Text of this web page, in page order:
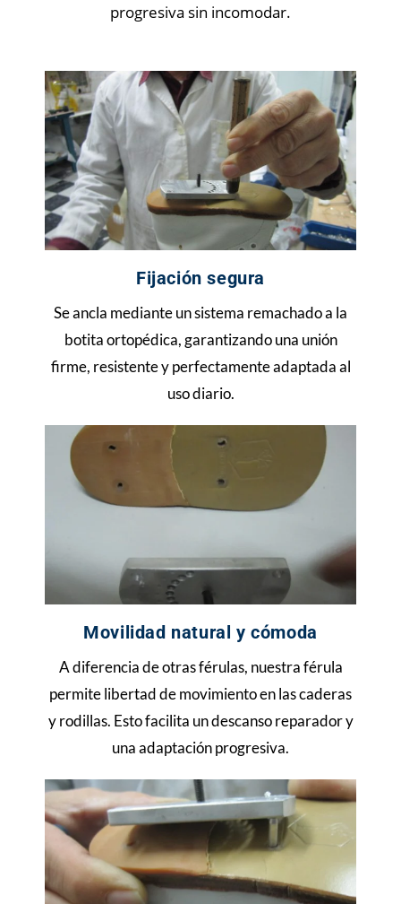
progresiva sin incomodar.
Fijación segura
Se ancla mediante un sistema remachado a la
botita ortopédica, garantizando una unión
firme, resistente y perfectamente adaptada al
uso diario.
Movilidad natural y cómoda
A diferencia de otras férulas, nuestra férula
permite libertad de movimiento en las caderas
y rodillas. Esto facilita un descanso reparador y
una adaptación progresiva.